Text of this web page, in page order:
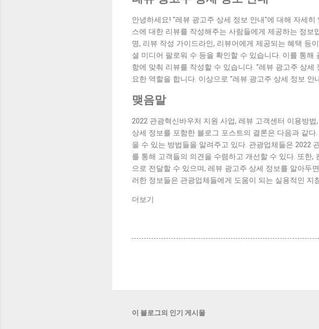
안녕하세요! "레뷰 광고주 상세 정보 안내"에 대해 자세
스에 대한 리뷰를 작성해주는 사람들에게 제공하는 정
명, 리뷰 작성 가이드라인, 리뷰어에게 제공되는 혜택 등
셜 미디어 팔로워 수 등을 확인할 수 있습니다. 이를 통
항에 맞춰 리뷰를 작성할 수 있습니다. "레뷰 광고주 상
요한 역할을 합니다. 이상으로 "레뷰 광고주 상세 정보 안
맺음말
2022 관광혁신바우처 지원 사업, 레뷰 고객센터 이용방
상세 정보를 포함한 블로그 포스트의 결론은 다음과 같
을 수 있는 방법들을 알려주고 있다. 관광업체들은 2022
를 통해 고객들의 의견을 수렴하고 개선할 수 있다. 또한
으로 전달할 수 있으며, 레뷰 광고주 상세 정보를 알아두
러한 정보들은 관광업체들에게 도움이 되는 실용적인 지
더보기
이 블로그의 인기 게시물